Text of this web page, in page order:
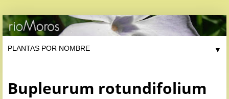
▼
Bupleurum rotundifolium